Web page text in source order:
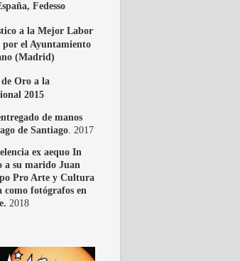
Fedesso
a la Mejor Labor
el Ayuntamiento
(Madrid)
Oro a la
2015
de manos
de Santiago . 2017
ex aequo In
su marido Juan
Pro Arte y Cultura
fotógrafos en
2018